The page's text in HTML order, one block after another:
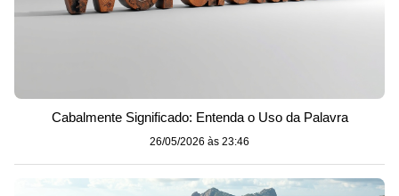
Cabalmente Significado: Entenda o Uso da Palavra
26/05/2026 às 23:46